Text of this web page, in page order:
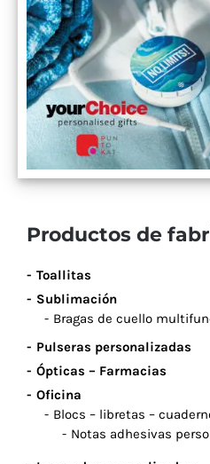
Productos de
Toallitas
Sublimación
Bragas de cuello
Pulseras personalizadas
Ópticas – Farmacias
Oficina
Blocs – libretas –
Notas adhesivas